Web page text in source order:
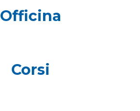
Officina
Corsi